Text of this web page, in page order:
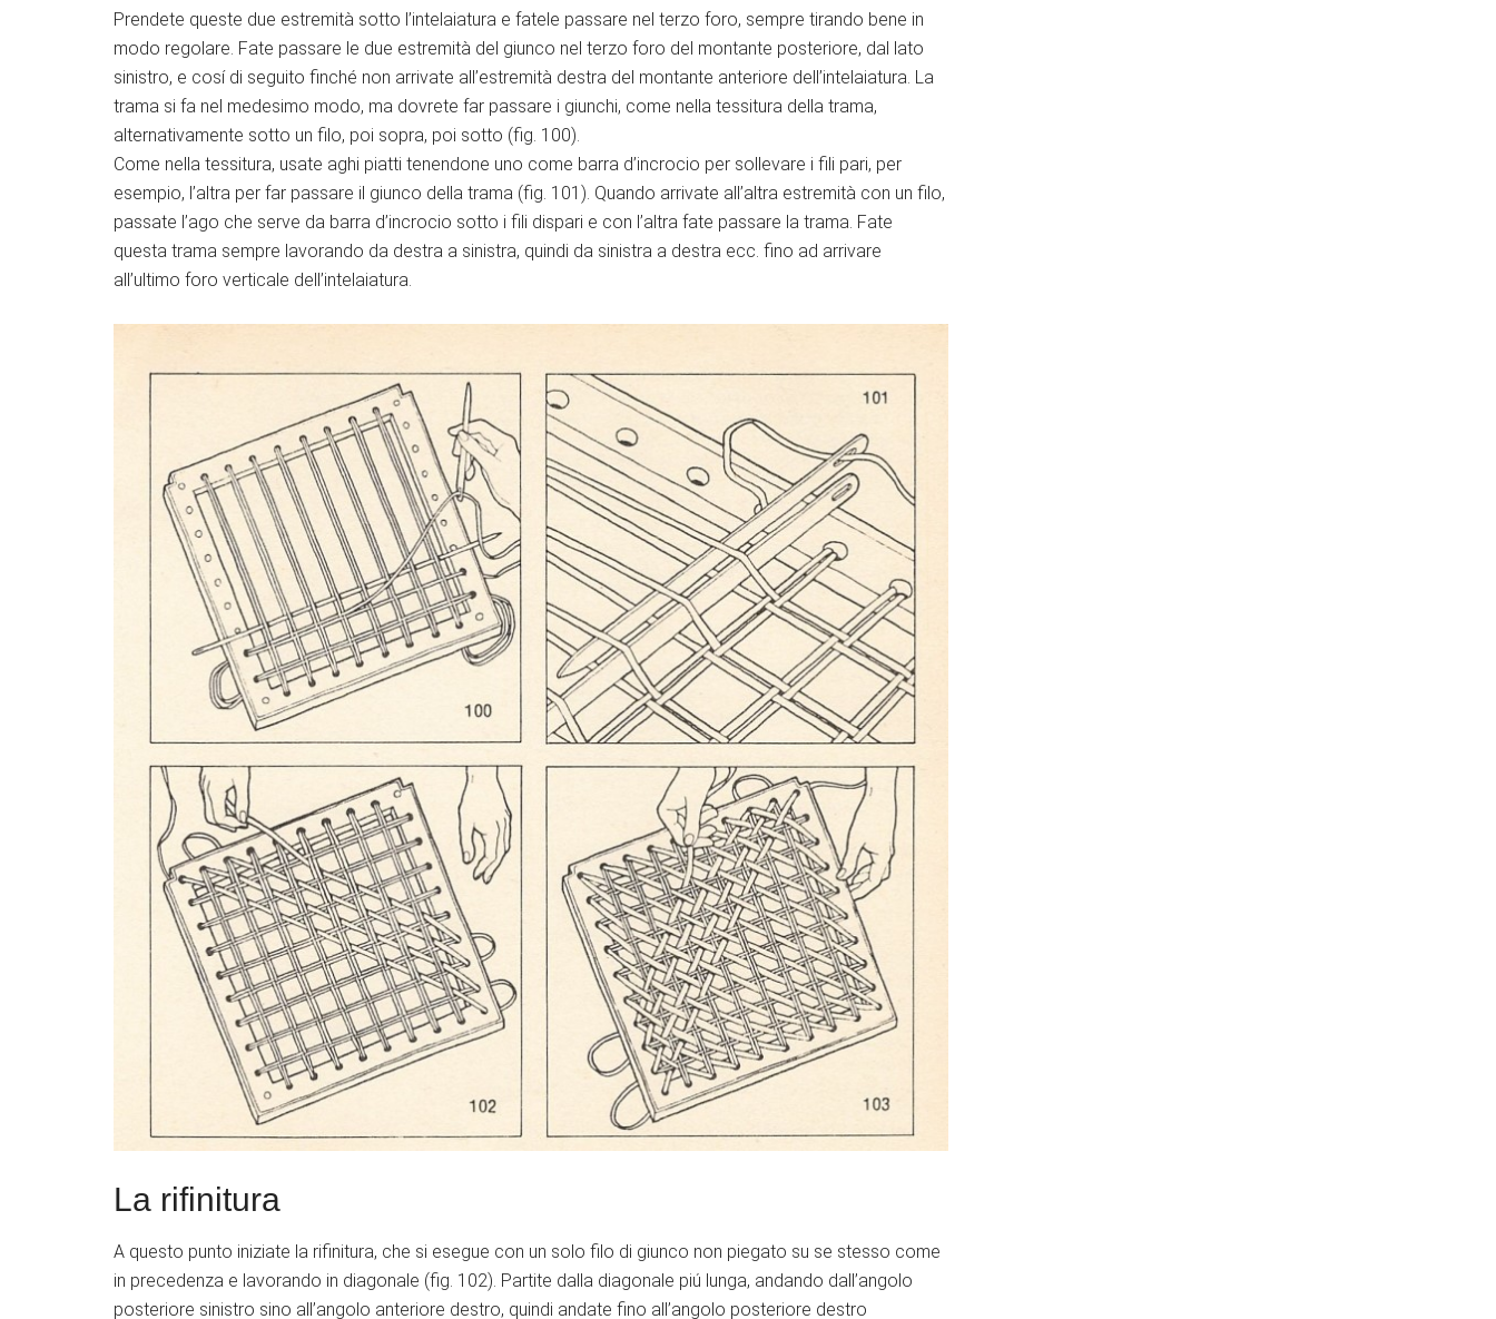
Prendete queste due estremità sotto l’intelaiatura e fatele passare nel terzo foro, sempre tirando bene in
modo regolare. Fate passare le due estremità del giunco nel terzo foro del montante posteriore, dal lato
sinistro, e cosí di seguito finché non arrivate all’estremità destra del montante anteriore dell’intelaiatura. La
trama si fa nel medesimo modo, ma dovrete far passare i giunchi, come nella tessitura della trama,
alternativamente sotto un filo, poi sopra, poi sotto (fig. 100).
Come nella tessitura, usate aghi piatti tenendone uno come barra d’incrocio per sollevare i fili pari, per
esempio, l’altra per far passare il giunco della trama (fig. 101). Quando arrivate all’altra estremità con un filo,
passate l’ago che serve da barra d’incrocio sotto i fili dispari e con l’altra fate passare la trama. Fate
questa trama sempre lavorando da destra a sinistra, quindi da sinistra a destra ecc. fino ad arrivare
all’ultimo foro verticale dell’intelaiatura.
La rifinitura
A questo punto iniziate la rifinitura, che si esegue con un solo filo di giunco non piegato su se stesso come
in precedenza e lavorando in diagonale (fig. 102). Partite dalla diagonale piú lunga, andando dall’angolo
posteriore sinistro sino all’angolo anteriore destro, quindi andate fino all’angolo posteriore destro